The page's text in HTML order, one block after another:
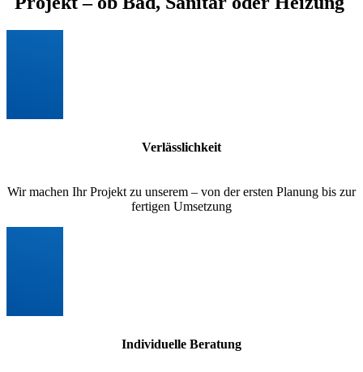
Verlässlichkeit
Wir machen Ihr Projekt zu unserem – von der ersten Planung bis zur
fertigen Umsetzung
Individuelle Beratung